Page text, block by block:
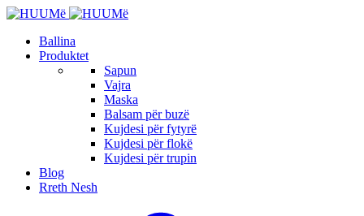
Ballina
Produktet
Sapun
Vajra
Maska
Balsam për buzë
Kujdesi për fytyrë
Kujdesi për flokë
Kujdesi për trupin
Blog
Rreth Nesh